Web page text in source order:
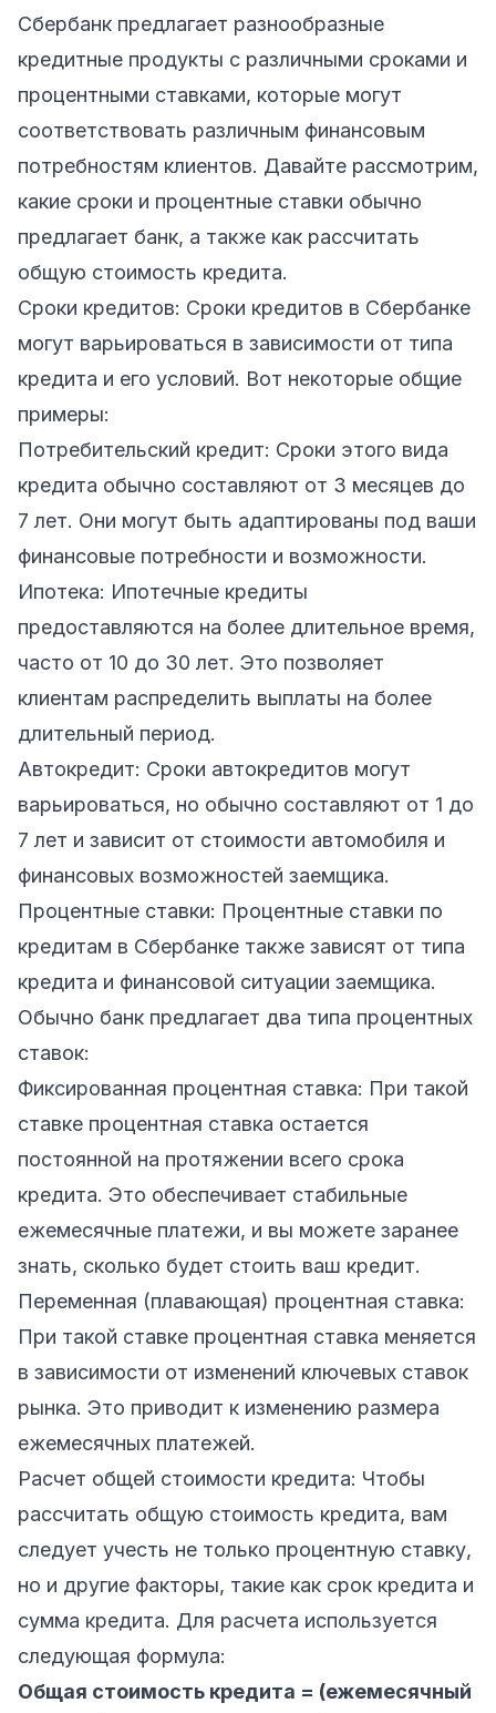
Сбербанк предлагает разнообразные
кредитные продукты с различными сроками и
процентными ставками, которые могут
соответствовать различным финансовым
потребностям клиентов. Давайте рассмотрим,
какие сроки и процентные ставки обычно
предлагает банк, а также как рассчитать
общую стоимость кредита.
Сроки кредитов: Сроки кредитов в Сбербанке
могут варьироваться в зависимости от типа
кредита и его условий. Вот некоторые общие
примеры:
Потребительский кредит: Сроки этого вида
кредита обычно составляют от 3 месяцев до
7 лет. Они могут быть адаптированы под ваши
финансовые потребности и возможности.
Ипотека: Ипотечные кредиты
предоставляются на более длительное время,
часто от 10 до 30 лет. Это позволяет
клиентам распределить выплаты на более
длительный период.
Автокредит: Сроки автокредитов могут
варьироваться, но обычно составляют от 1 до
7 лет и зависит от стоимости автомобиля и
финансовых возможностей заемщика.
Процентные ставки: Процентные ставки по
кредитам в Сбербанке также зависят от типа
кредита и финансовой ситуации заемщика.
Обычно банк предлагает два типа процентных
ставок:
Фиксированная процентная ставка: При такой
ставке процентная ставка остается
постоянной на протяжении всего срока
кредита. Это обеспечивает стабильные
ежемесячные платежи, и вы можете заранее
знать, сколько будет стоить ваш кредит.
Переменная (плавающая) процентная ставка:
При такой ставке процентная ставка меняется
в зависимости от изменений ключевых ставок
рынка. Это приводит к изменению размера
ежемесячных платежей.
Расчет общей стоимости кредита: Чтобы
рассчитать общую стоимость кредита, вам
следует учесть не только процентную ставку,
но и другие факторы, такие как срок кредита и
сумма кредита. Для расчета используется
следующая формула:
Общая стоимость кредита = (ежемесячный